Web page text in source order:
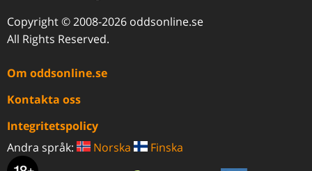
Copyright © 2008-2026 oddsonline.se
All Rights Reserved.
Om oddsonline.se
Kontakta oss
Integritetspolicy
Andra språk:
Norska Finska